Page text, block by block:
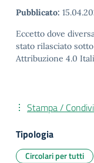
Pubblicato:
Eccetto dove
stato rilasciato
Attribuzione 4.0
Stampa /
Tipologia
Circolari per tutti